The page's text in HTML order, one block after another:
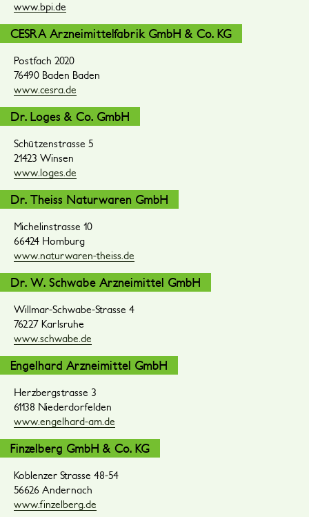
www.bpi.de
CESRA Arzneimittelfabrik GmbH & Co. KG
Postfach 2020
76490 Baden Baden
www.cesra.de
Dr. Loges & Co. GmbH
Schützenstrasse 5
21423 Winsen
www.loges.de
Dr. Theiss Naturwaren GmbH
Michelinstrasse 10
66424 Homburg
www.naturwaren-theiss.de
Dr. W. Schwabe Arzneimittel GmbH
Willmar-Schwabe-Strasse 4
76227 Karlsruhe
www.schwabe.de
Engelhard Arzneimittel GmbH
Herzbergstrasse 3
61138 Niederdorfelden
www.engelhard-am.de
Finzelberg GmbH & Co. KG
Koblenzer Strasse 48-54
56626 Andernach
www.finzelberg.de